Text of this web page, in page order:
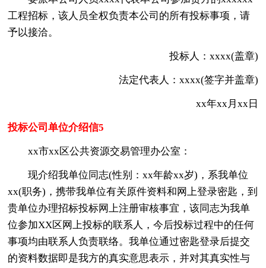
工程招标，该人员全权负责本公司的所有投标事项，请
予以接洽。
投标人：xxxx(盖章)
法定代表人：xxxx(签字并盖章)
xx年xx月xx日
投标公司单位介绍信5
xx市xx区公共资源交易管理办公室：
现介绍我单位同志(性别：xx年龄xx岁)，系我单位
xx(职务)，携带我单位有关原件资料和网上登录密匙，到
贵单位办理招标投标网上注册审核事宜，该同志为我单
位参加XX区网上投标的联系人，今后投标过程中的任何
事项均由联系人负责联络。我单位通过密匙登录后提交
的资料数据即是我方的真实意思表示，并对其真实性与